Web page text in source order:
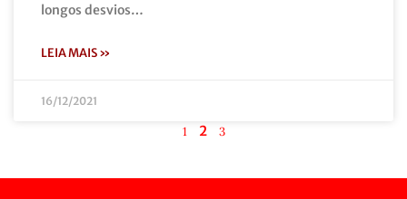
longos desvios…
LEIA MAIS »
16/12/2021
1 2 3